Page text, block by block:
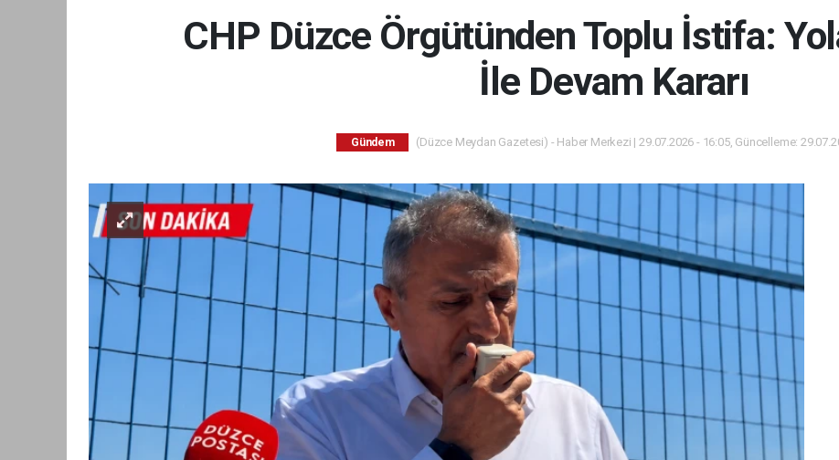
CHP Düzce Örgütünden Toplu İstifa:
İle Devam Kararı
Gündem (Düzce Meydan Gazetesi) - Haber Merkezi | 29.07.2026 - 16:05, Güncelleme: